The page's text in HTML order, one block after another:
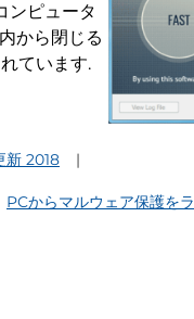
ンピュータ
から閉じる
ています.
新 2018
PCからマルウェア保護を